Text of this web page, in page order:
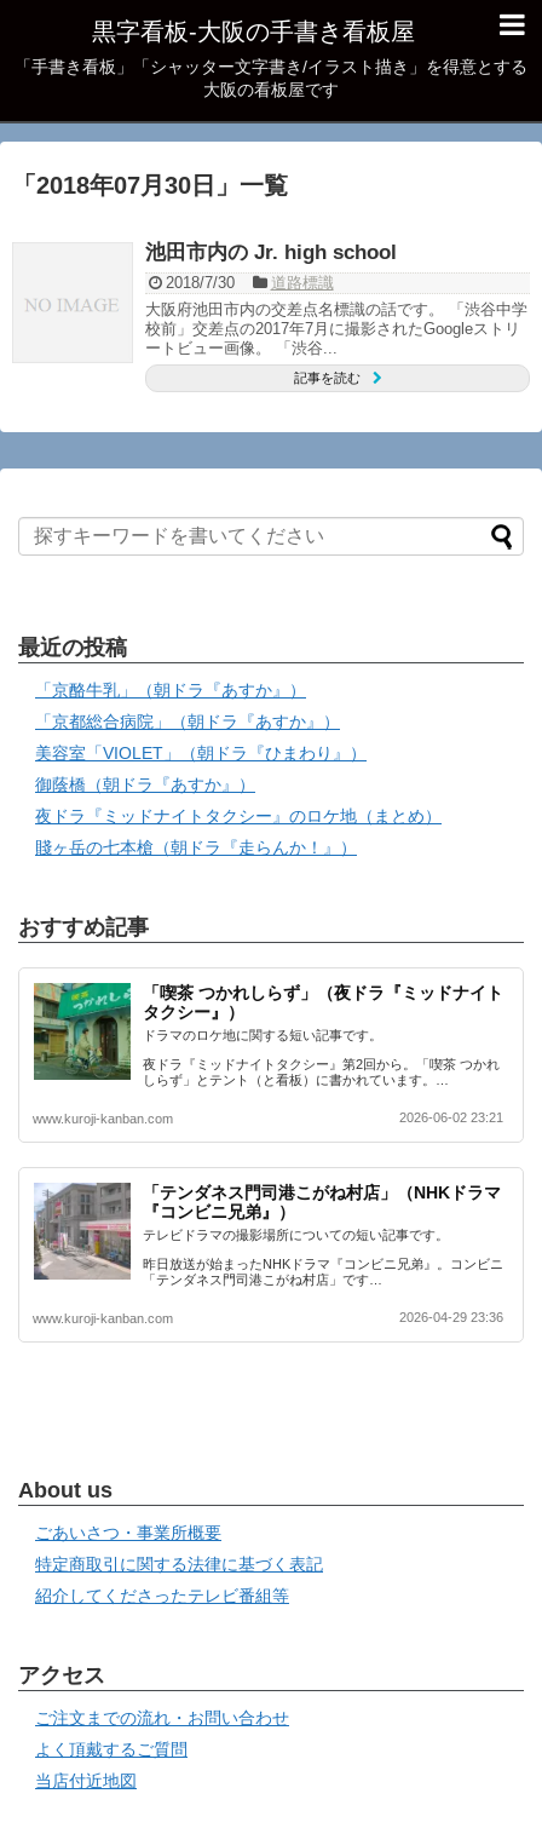
黒字看板‐大阪の手書き看板屋
「手書き看板」「シャッター文字書き/イラスト描き」を得意とする
大阪の看板屋です
「 2018年07月30日 」 一覧
池田市内の Jr. high school
2018/7/30
道路標識
大阪府池田市内の交差点名標識の話です。 「渋谷中学
校前」交差点の2017年7月に撮影されたGoogleストリ
ートビュー画像。 「渋谷...
記事を読む
最近の投稿
「京酪牛乳」（朝ドラ『あすか』）
「京都総合病院」（朝ドラ『あすか』）
美容室「VIOLET」（朝ドラ『ひまわり』）
御蔭橋（朝ドラ『あすか』）
夜ドラ『ミッドナイトタクシー』のロケ地（まとめ）
賤ヶ岳の七本槍（朝ドラ『走らんか！』）
おすすめ記事
「喫茶 つかれしらず」（夜ドラ『ミッドナイト
タクシー』）
ドラマのロケ地に関する短い記事です。
夜ドラ『ミッドナイトタクシー』第2回から。「喫茶 つかれ
しらず」とテント（と看板）に書かれています。…
www.kuroji-kanban.com 2026-06-02 23:21
「テンダネス門司港こがね村店」（NHKドラマ
『コンビニ兄弟』）
テレビドラマの撮影場所についての短い記事です。
昨日放送が始まったNHKドラマ『コンビニ兄弟』。コンビニ
「テンダネス門司港こがね村店」です…
www.kuroji-kanban.com 2026-04-29 23:36
About us
ごあいさつ・事業所概要
特定商取引に関する法律に基づく表記
紹介してくださったテレビ番組等
アクセス
ご注文までの流れ・お問い合わせ
よく頂戴するご質問
当店付近地図